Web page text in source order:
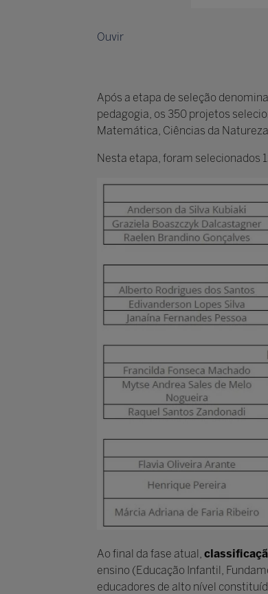
Ouvir
Após a etapa de seleção
pedagogia, os 350 projetos
Matemática, Ciências da
Nesta etapa, foram selecionados
Ao final da fase atual,
ensino (Educação Infantil,
educadores de alto nível